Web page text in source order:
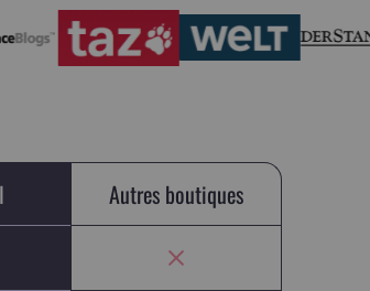
Autres boutiques